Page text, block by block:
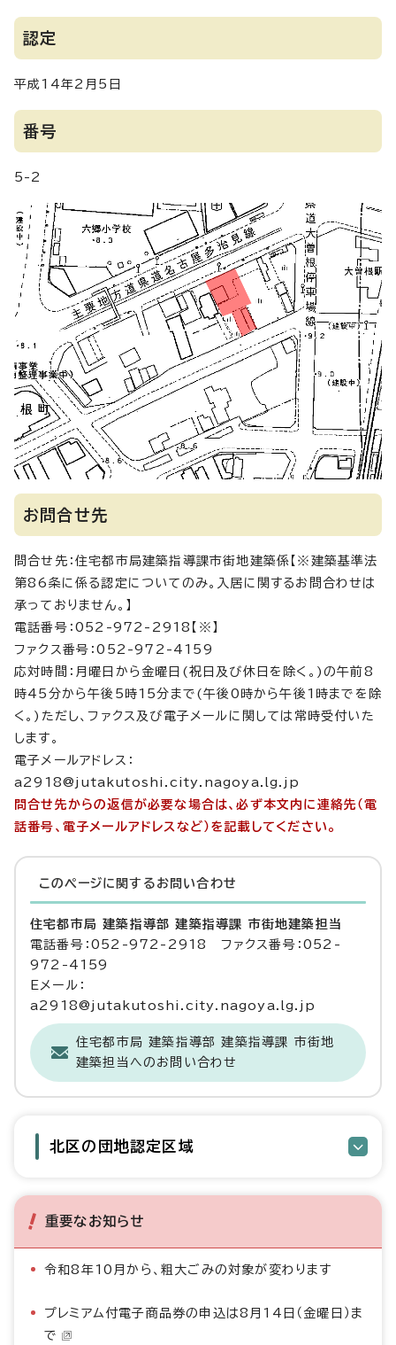
認定
平成14年2月5日
番号
5-2
お問合せ先
問合せ先：住宅都市局建築指導課市街地建築係【※建築基準法
第86条に係る認定についてのみ。入居に関するお問合わせは
承っておりません。】
電話番号：052-972-2918【※】
ファクス番号：052-972-4159
応対時間：月曜日から金曜日(祝日及び休日を除く。)の午前8
時45分から午後5時15分まで(午後0時から午後1時までを除
く。)ただし、ファクス及び電子メールに関しては常時受付いた
します。
電子メールアドレス：
a2918@jutakutoshi.city.nagoya.lg.jp
問合せ先からの返信が必要な場合は、必ず本文内に連絡先（電
話番号、電子メールアドレスなど）を記載してください。
このページに関する お問い合わせ
住宅都市局 建築指導部 建築指導課 市街地建築担当
電話番号：052-972-2918 ファクス番号：052-
972-4159
Eメール：
a2918@jutakutoshi.city.nagoya.lg.jp
住宅都市局 建築指導部 建築指導課 市街地
建築担当へのお問い合わせ
北区の団地認定区域
重要なお知らせ
令和8年10月から、粗大ごみの対象が変わります
プレミアム付電子商品券の申込は8月14日（金曜日）ま
で